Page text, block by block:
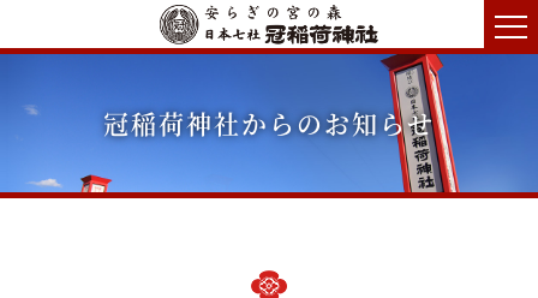
冠稲荷神社からのお知らせ